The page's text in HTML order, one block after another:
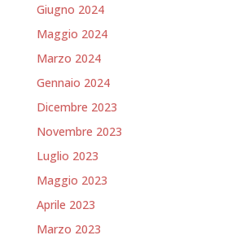
Giugno 2024
Maggio 2024
Marzo 2024
Gennaio 2024
Dicembre 2023
Novembre 2023
Luglio 2023
Maggio 2023
Aprile 2023
Marzo 2023